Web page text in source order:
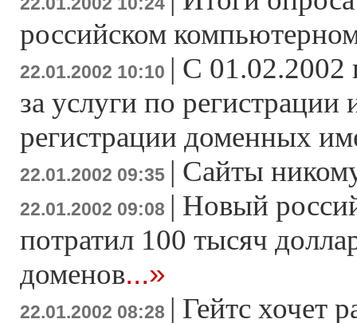
российском
22.01.2002 10:10 | C 01.02.2002
за услуги по
регистрации доменных
22.01.2002 09:35 | Сайты
22.01.2002 09:08 | Новый
потратил 100 тысяч
доменов...»
22.01.2002 08:28 | Гейтс хочет